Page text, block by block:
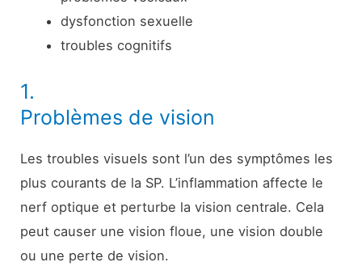
dysfonction sexuelle
troubles cognitifs
1.
Problèmes de vision
Les troubles visuels sont l’un des symptômes les
plus courants de la SP. L’inflammation affecte le
nerf optique et perturbe la vision centrale. Cela
peut causer une vision floue, une vision double
ou une perte de vision.